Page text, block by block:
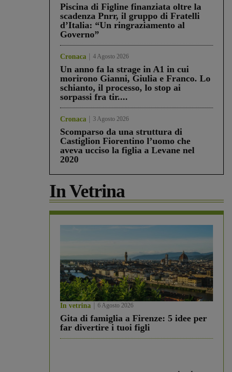
Piscina di Figline finanziata oltre la
scadenza Pnrr, il gruppo di Fratelli
d’Italia: “Un ringraziamento al
Governo”
Cronaca 4 Agosto 2026
Un anno fa la strage in A1 in cui
morirono Gianni, Giulia e Franco. Lo
schianto, il processo, lo stop ai
sorpassi fra tir....
Cronaca 3 Agosto 2026
Scomparso da una struttura di
Castiglion Fiorentino l’uomo che
aveva ucciso la figlia a Levane nel
2020
In Vetrina
In vetrina 6 Agosto 2026
Gita di famiglia a Firenze: 5 idee per
far divertire i tuoi figli